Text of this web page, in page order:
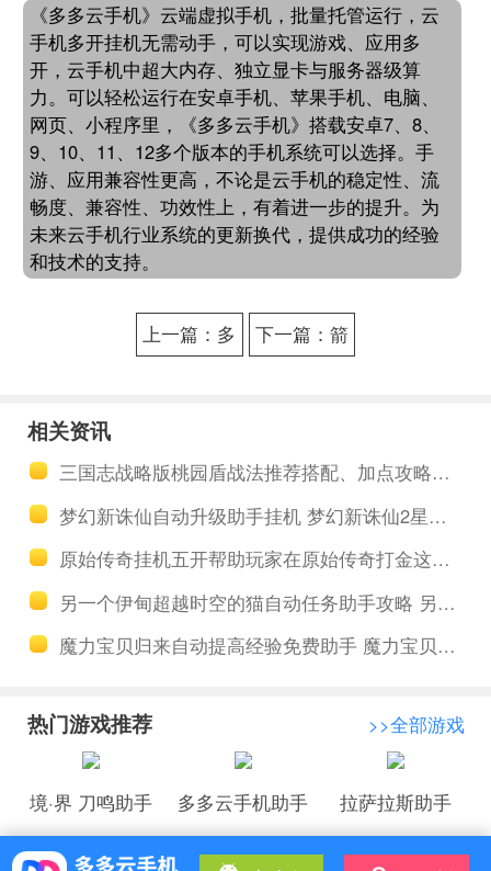
《多多云手机》云端虚拟手机，批量托管运行，云
手机多开挂机无需动手，可以实现游戏、应用多
开，云手机中超大内存、独立显卡与服务器级算
力。可以轻松运行在安卓手机、苹果手机、电脑、
网页、小程序里，《多多云手机》搭载安卓7、8、
9、10、11、12多个版本的手机系统可以选择。手
游、应用兼容性更高，不论是云手机的稳定性、流
畅度、兼容性、功效性上，有着进一步的提升。为
未来云手机行业系统的更新换代，提供成功的经验
和技术的支持。
上一篇：多
下一篇：箭
放了手机
相关资讯
三国志战略版桃园盾战法推荐搭配、加点攻略、战法替换
梦幻新诛仙自动升级助手挂机 梦幻新诛仙2星仙师打法攻略
原始传奇挂机五开帮助玩家在原始传奇打金这方面全面提升
另一个伊甸超越时空的猫自动任务助手攻略 另一个伊甸超越时空的猫鬼蜘蛛单车怪打法攻略
魔力宝贝归来自动提高经验免费助手 魔力宝贝归来手游开局攻略
热门游戏推荐 >>全部游戏
境·界 刀鸣助手 多多云手机助手 拉萨拉斯助手